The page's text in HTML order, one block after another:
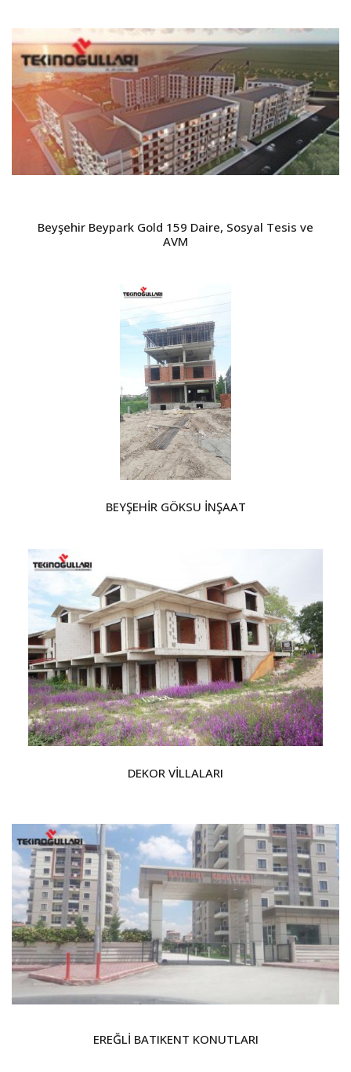
Beyşehir Beypark Gold 159 Daire, Sosyal Tesis ve
AVM
BEYŞEHİR GÖKSU İNŞAAT
DEKOR VİLLALARI
EREĞLİ BATIKENT KONUTLARI